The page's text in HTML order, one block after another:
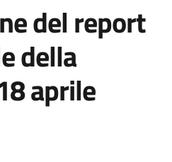
del report
della
aprile